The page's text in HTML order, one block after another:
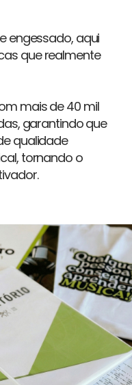
engessado, aqui
que realmente
mais de 40 mil
garantindo que
qualidade
tornando o